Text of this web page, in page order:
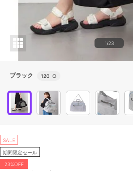
1/23
ブラック 120 ○
SALE
期間限定セール
23%OFF